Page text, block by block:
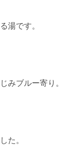
湯です。
みブルー寄り。
た。